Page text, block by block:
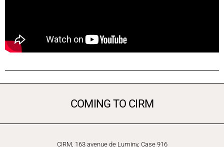
COMING TO CIRM
CIRM, 163 avenue de Luminy, Case 916